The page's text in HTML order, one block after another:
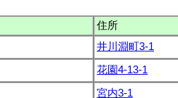
住所
井川淵町3-1
花園4-13-1
宮内3-1